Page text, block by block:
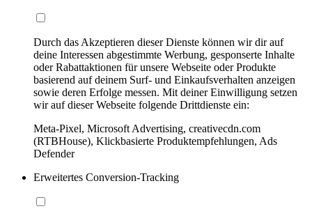
Durch das Akzeptieren dieser Dienste können wir dir auf
deine Interessen abgestimmte Werbung, gesponserte Inhalte
oder Rabattaktionen für unsere Webseite oder Produkte
basierend auf deinem Surf- und Einkaufsverhalten anzeigen
sowie deren Erfolge messen. Mit deiner Einwilligung setzen
wir auf dieser Webseite folgende Drittdienste ein:
Meta-Pixel, Microsoft Advertising, creativecdn.com
(RTBHouse), Klickbasierte Produktempfehlungen, Ads
Defender
Erweitertes Conversion-Tracking